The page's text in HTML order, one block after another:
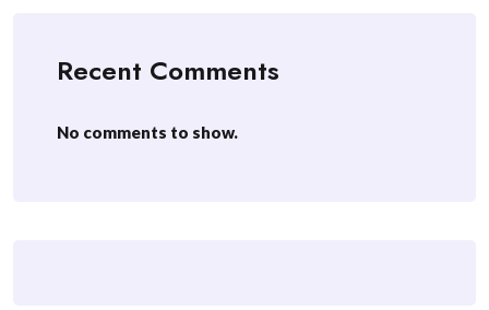
Recent Comments
No comments to show.